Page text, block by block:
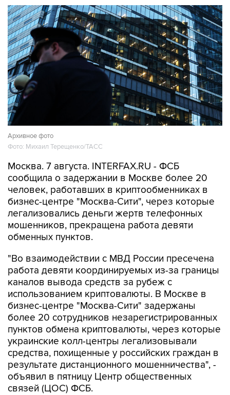
Архивное фото
Фото: Михаил Терещенко/ТАСС
Москва. 7 августа. INTERFAX.RU - ФСБ
сообщила о задержании в Москве более 20
человек, работавших в криптообменниках в
бизнес-центре "Москва-Сити", через которые
легализовались деньги жертв телефонных
мошенников, прекращена работа девяти
обменных пунктов.
"Во взаимодействии с МВД России пресечена
работа девяти координируемых из-за границы
каналов вывода средств за рубеж с
использованием криптовалюты. В Москве в
бизнес-центре "Москва-Сити" задержаны
более 20 сотрудников незарегистрированных
пунктов обмена криптовалюты, через которые
украинские колл-центры легализовывали
средства, похищенные у российских граждан в
результате дистанционного мошенничества", -
объявил в пятницу Центр общественных
связей (ЦОС) ФСБ.